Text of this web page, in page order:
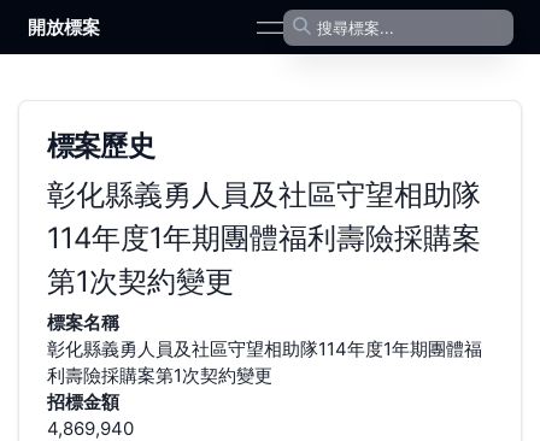
開放標案 open navigation menu
標案歷史
彰化縣義勇人員及社區守望相助隊
114年度1年期團體福利壽險採購案
第1次契約變更
標案名稱
彰化縣義勇人員及社區守望相助隊114年度1年期團體福
利壽險採購案第1次契約變更
招標金額
4,869,940